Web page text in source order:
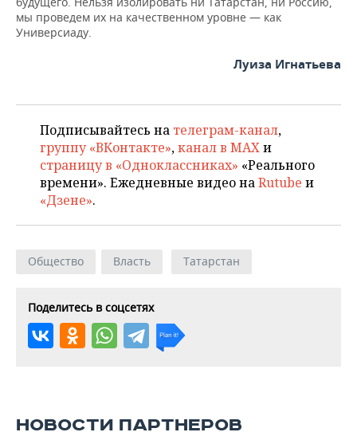
мы проведем их на качественном уровне — как
Универсиаду.
Луиза Игнатьева
Подписывайтесь на телеграм-канал,
группу «ВКонтакте»,канал в MAXи
страницу в «Одноклассниках» «Реального
времени». Ежедневные видео наRutube и
«Дзене».
Общество Власть Татарстан
Поделитесь в соцсетях
НОВОСТИ ПАРТНЕРОВ